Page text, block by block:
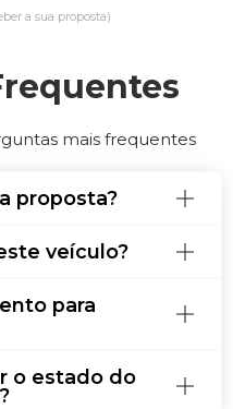
a sua proposta)
mais frequentes
proposta?
veículo?
para
o estado do